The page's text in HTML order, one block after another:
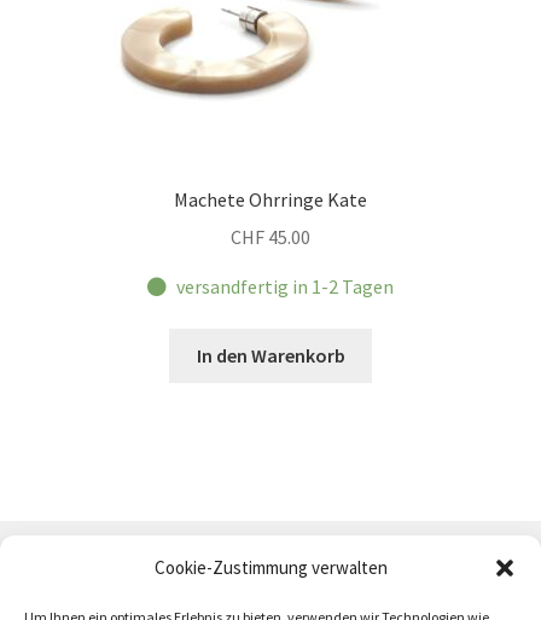
Cookie-Zustimmung verwalten
Machete Ohrringe Kate
CHF 45.00
versandfertig in 1-2 Tagen
In den Warenkorb